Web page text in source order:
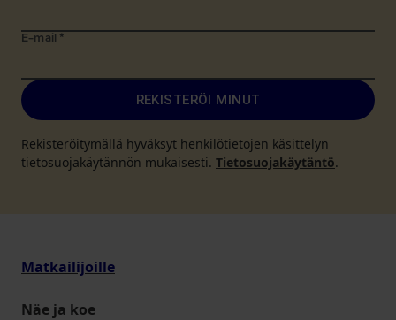
E-mail *
REKISTERÖI MINUT
Rekisteröitymällä hyväksyt henkilötietojen käsittelyn
tietosuojakäytännön mukaisesti. Tietosuojakäytäntö.
Matkailijoille
Näe ja koe